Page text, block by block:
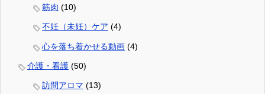
筋肉 (10)
不妊（未妊）ケア (4)
心を落ち着かせる動画 (4)
介護・看護 (50)
訪問アロマ (13)